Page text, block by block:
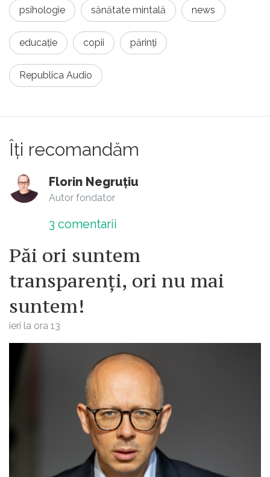
psihologie sănătate mintală news
educație copii părinți
Republica Audio
Îți recomandăm
Florin Negruțiu
Autor fondator
3 comentarii
Păi ori suntem
transparenți, ori nu mai
suntem!
ieri la ora 13